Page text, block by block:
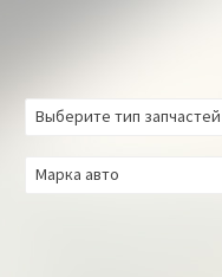
Выберите тип запчастей
Марка авто